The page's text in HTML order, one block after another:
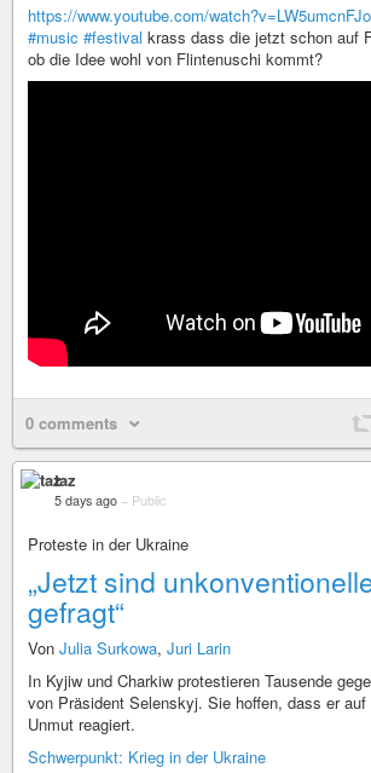
https://www.youtube.com/
#music #festival krass dass die jetzt schon auf
ob die Idee wohl von Flintenuschi kommt?
0 comments
taz
5 days ago – Public
Proteste in der Ukraine
„Jetzt sind
gefragt“
Von Julia Surkowa, Juri Larin
In Kyjiw und Charkiw protestieren Tausende
von Präsident Selenskyj. Sie hoffen, dass er auf
Unmut reagiert.
Schwerpunkt: Krieg in der Ukraine